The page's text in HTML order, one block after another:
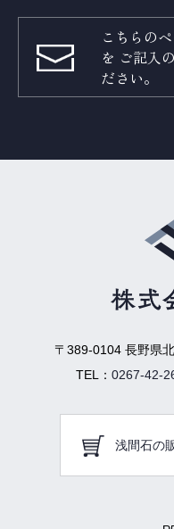
こちらの
を ご記入
ださい。
〒389-0104 長野県
TEL： 0267-42-
浅間石の